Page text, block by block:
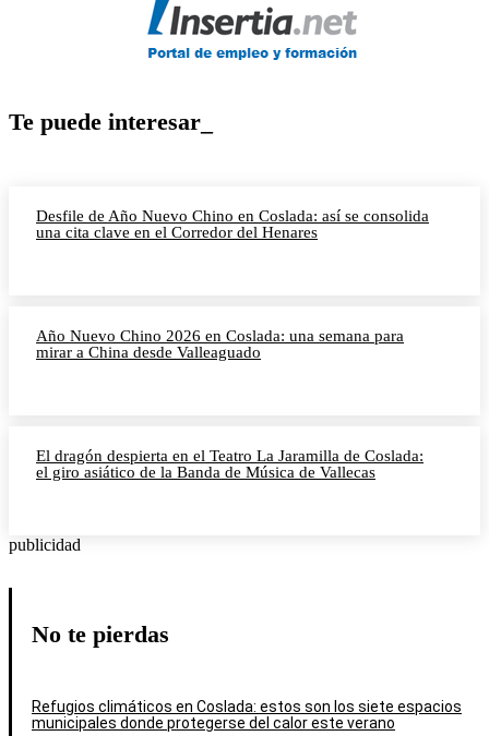
Te puede interesar_
Desfile de Año Nuevo Chino en Coslada: así se consolida
una cita clave en el Corredor del Henares
Año Nuevo Chino 2026 en Coslada: una semana para
mirar a China desde Valleaguado
El dragón despierta en el Teatro La Jaramilla de Coslada:
el giro asiático de la Banda de Música de Vallecas
publicidad
No te pierdas
Refugios climáticos en Coslada: estos son los siete espacios
municipales donde protegerse del calor este verano